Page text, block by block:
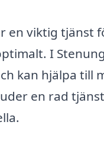
en viktig tjänst
I
kan hjälpa till
en rad